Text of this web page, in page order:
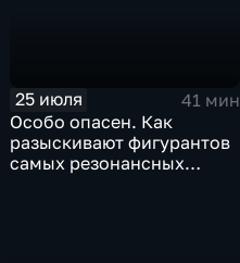
25 июля
41 мин
Особо опасен. Как
разыскивают фигурантов
самых резонансных